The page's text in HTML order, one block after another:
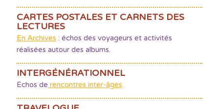
CARTES POSTALES ET CARNETS DES
LECTURES
En Archives : échos des voyageurs et activités
réalisées autour des albums.
INTERGÉNÉRATIONNEL
Echos de rencontres inter-âges